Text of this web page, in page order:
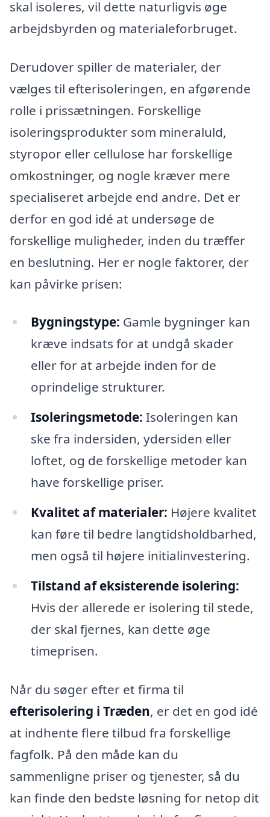
skal isoleres, vil dette naturligvis øge
arbejdsbyrden og materialeforbruget.
Derudover spiller de materialer, der
vælges til efterisoleringen, en afgørende
rolle i prissætningen. Forskellige
isoleringsprodukter som mineraluld,
styropor eller cellulose har forskellige
omkostninger, og nogle kræver mere
specialiseret arbejde end andre. Det er
derfor en god idé at undersøge de
forskellige muligheder, inden du træffer
en beslutning. Her er nogle faktorer, der
kan påvirke prisen:
Bygningstype: Gamle bygninger kan
kræve indsats for at undgå skader
eller for at arbejde inden for de
oprindelige strukturer.
Isoleringsmetode: Isoleringen kan
ske fra indersiden, ydersiden eller
loftet, og de forskellige metoder kan
have forskellige priser.
Kvalitet af materialer: Højere kvalitet
kan føre til bedre langtidsholdbarhed,
men også til højere initialinvestering.
Tilstand af eksisterende isolering:
Hvis der allerede er isolering til stede,
der skal fjernes, kan dette øge
timeprisen.
Når du søger efter et firma til
efterisolering i Træden, er det en god idé
at indhente flere tilbud fra forskellige
fagfolk. På den måde kan du
sammenligne priser og tjenester, så du
kan finde den bedste løsning for netop dit